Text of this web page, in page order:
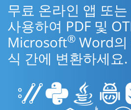
무료 온라인 앱 또
사용하여 PDF 및
Microsoft® Word의
식 간에 변환하세요.